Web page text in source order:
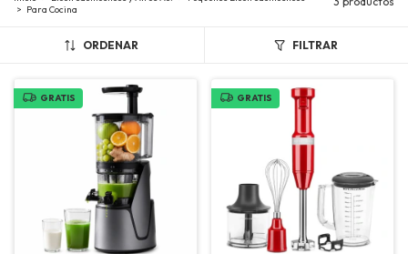
> Para Cocina
ORDENAR FILTRAR
GRATIS GRATIS